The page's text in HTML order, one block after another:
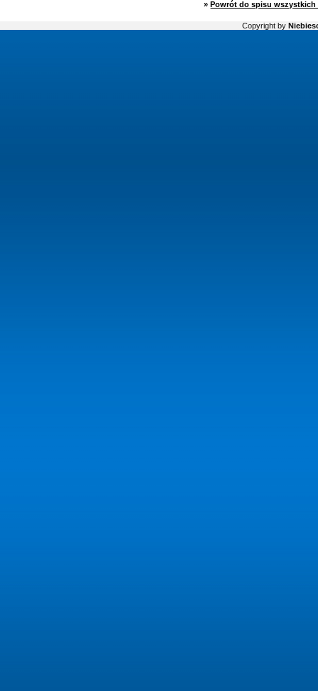
» Powrót do spisu wszystkich
Copyright by